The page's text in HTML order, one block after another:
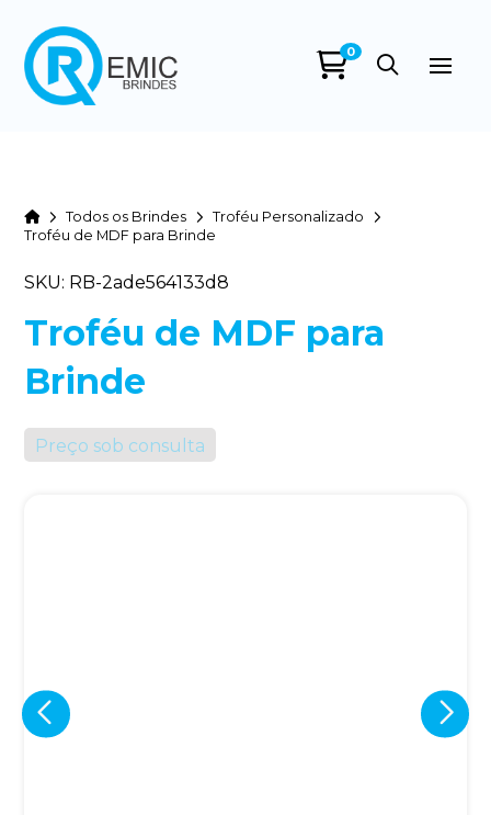
0
HomeTodos os Brindes
Troféu Personalizado
Troféu de MDF para Brinde
SKU: RB-2ade564133d8
Troféu de MDF para
Brinde
Preço sob consulta